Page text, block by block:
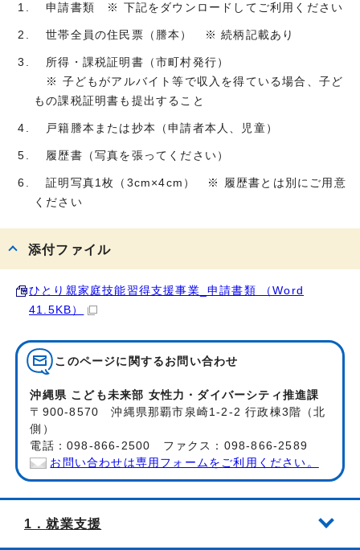
申請書類 ※ 下記をダウンロードしてご利用ください
世帯全員の住民票（謄本） ※ 続柄記載あり
所得・課税証明書（市町村発行）
※ 子どもがアルバイト等で収入を得ている場合、子ど
もの課税証明書も提出すること
戸籍謄本または抄本（申請者本人、児童）
履歴書（写真を張ってください）
証明写真1枚（3cm×4cm） ※ 履歴書とは別にご用意
ください
添付ファイル
ひとり親家庭技能習得支援事業_申請書類 （Word
41.5KB）
このページに関する お問い合わせ
沖縄県 こども未来部 女性力・ダイバーシティ推進課
〒900-8570 沖縄県那覇市泉崎1-2-2 行政棟3階（北
側）
電話：098-866-2500 ファクス：098-866-2589
お問い合わせは専用フォームをご利用ください。
1．就業支援